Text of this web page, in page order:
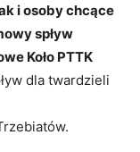
i osoby chcące
spływ
Koło PTTK
dla twardzieli